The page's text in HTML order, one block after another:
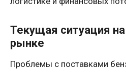
Текущая ситуация
рынке
Проблемы с поставками